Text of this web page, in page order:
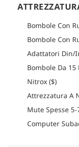
sezione logistica di
Bombole Con
Bombole Con
Adattatori Din/
Bombole Da
Nitrox ($)
Attrezzatura A
Mute Spesse
Computer